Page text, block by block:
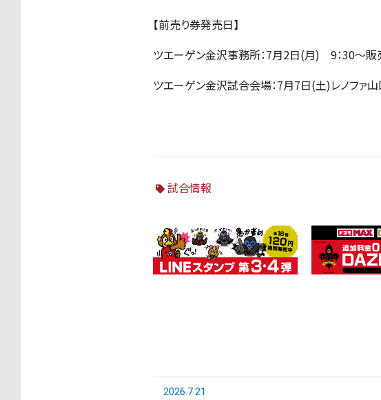
【前売り券発売日】
ツエーゲン金沢事務所：7月2日(月) 9：30～販
ツエーゲン金沢試合会場：7月7日(土)レノフ
試合情報
2026.7.21